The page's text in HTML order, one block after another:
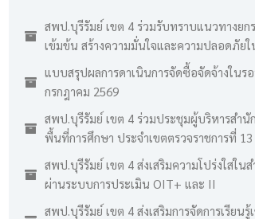
สพป.บุรีรัมย์ เขต 4 ร่วมรับทราบแนวทางยก
เข้มข้น สร้างความมั่นใจและความปลอดภัย
แบบสรุปผลการดาเนินการจัดซื้อจัดจ้างในร
กรกฎาคม 2569
สพป.บุรีรัมย์ เขต 4 ร่วมประชุมผู้บริหารสำนั
พื้นที่การศึกษา ประจำเขตตรวจราชการที่ 13
สพป.บุรีรัมย์ เขต 4 ส่งเสริมความโปร่งใสใน
ผ่านระบบการประเมิน OIT+ และ II
สพป.บุรีรัมย์ เขต 4 ส่งเสริมการจัดการเรียนรู้